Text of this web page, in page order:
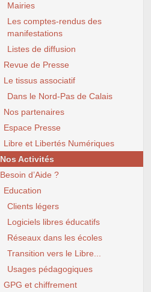
Mairies
Les comptes-rendus des
manifestations
Listes de diffusion
Revue de Presse
Le tissus associatif
Dans le Nord-Pas de Calais
Nos partenaires
Espace Presse
Libre et Libertés Numériques
Nos Activités
Besoin d’Aide ?
Education
Clients légers
Logiciels libres éducatifs
Réseaux dans les écoles
Transition vers le Libre...
Usages pédagogiques
GPG et chiffrement